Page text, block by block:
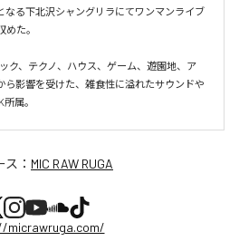
なる下北沢シャングリラにてワンマンライブ
た。
ク、テクノ、ハウス、ゲーム、遊園地、ア
ら影響を受けた、雑食性に溢れたサウンドや
属。
： MIC RAW RUGA